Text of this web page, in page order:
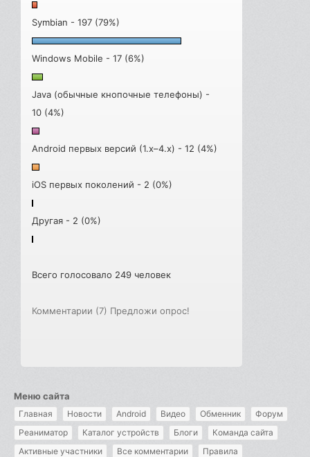
Symbian - 197 (79%)
Windows Mobile - 17 (6%)
Java (обычные кнопочные телефоны) -
10 (4%)
Android первых версий (1.x–4.x) - 12 (4%)
iOS первых поколений - 2 (0%)
Другая - 2 (0%)
Всего голосовало 249 человек
Комментарии (7) Предложи опрос!
Меню сайта
Главная Новости Android Видео Обменник
Форум
Реаниматор
Каталог устройств Блоги
Команда сайта
Активные участники
Все комментарии Правила